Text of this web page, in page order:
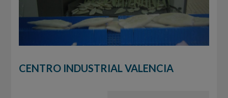
CENTRO INDUSTRIAL VALENCIA